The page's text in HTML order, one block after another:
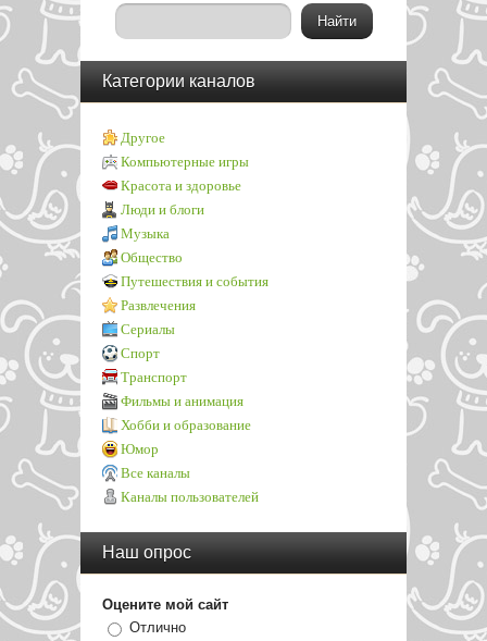
Категории каналов
Другое
Компьютерные игры
Красота и здоровье
Люди и блоги
Музыка
Общество
Путешествия и события
Развлечения
Сериалы
Спорт
Транспорт
Фильмы и анимация
Хобби и образование
Юмор
Все каналы
Каналы пользователей
Наш опрос
Оцените мой сайт
Отлично